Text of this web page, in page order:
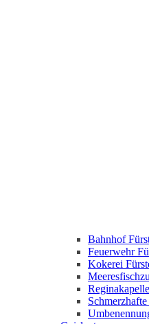
Bahnhof
Feuerwehr
Kokerei
Reginakapelle